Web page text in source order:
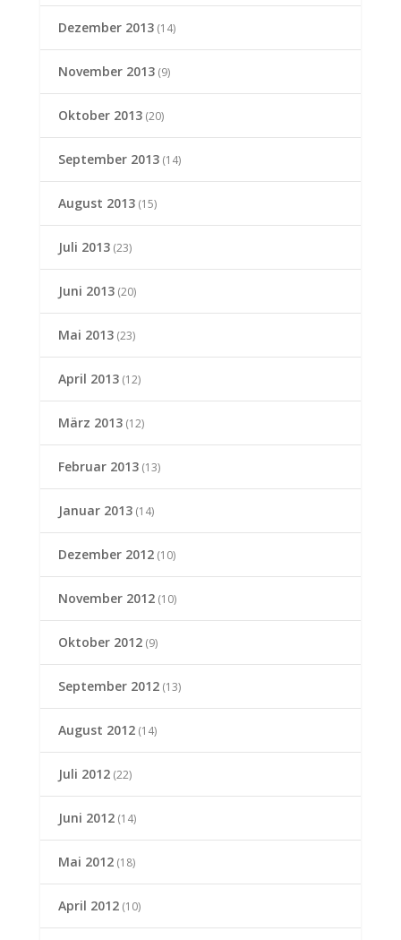
Dezember 2013(14)
November 2013(9)
Oktober 2013(20)
September 2013(14)
August 2013(15)
Juli 2013(23)
Juni 2013(20)
Mai 2013(23)
April 2013(12)
März 2013(12)
Februar 2013(13)
Januar 2013(14)
Dezember 2012(10)
November 2012(10)
Oktober 2012(9)
September 2012(13)
August 2012(14)
Juli 2012(22)
Juni 2012(14)
Mai 2012(18)
April 2012(10)